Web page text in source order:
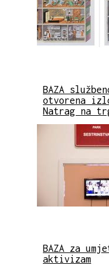
BAZA
otvorena
Natrag na
BAZA za
aktivizam